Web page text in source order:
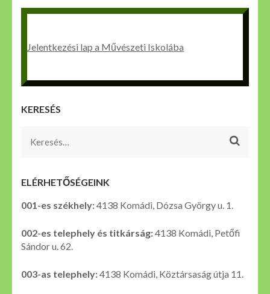
Jelentkezési lap a Művészeti Iskolába
KERESÉS
Keresés:
ELÉRHETŐSÉGEINK
001-es székhely:4138 Komádi, Dózsa György u. 1.
002-es telephely és titkárság:4138 Komádi, Petőfi
Sándor u. 62.
003-as telephely:4138 Komádi, Köztársaság útja 11.